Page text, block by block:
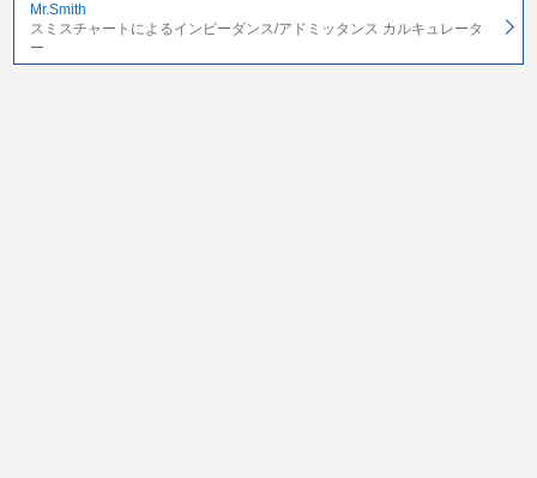
Mr.Smith
スミスチャートによるインピーダンス/アドミッタンス カルキュレータ
ー